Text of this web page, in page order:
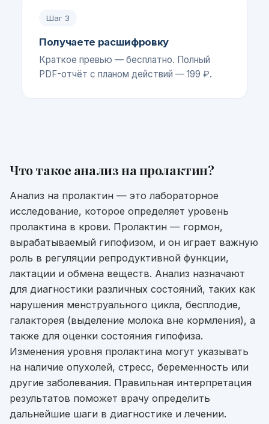
Шаг 3
Получаете расшифровку
Краткое превью — бесплатно. Полный
PDF-отчёт с планом действий — 199 ₽.
Что такое анализ на пролактин?
Анализ на пролактин — это лабораторное
исследование, которое определяет уровень
пролактина в крови. Пролактин — гормон,
вырабатываемый гипофизом, и он играет важную
роль в регуляции репродуктивной функции,
лактации и обмена веществ. Анализ назначают
для диагностики различных состояний, таких как
нарушения менструального цикла, бесплодие,
галакторея (выделение молока вне кормления), а
также для оценки состояния гипофиза.
Изменения уровня пролактина могут указывать
на наличие опухолей, стресс, беременность или
другие заболевания. Правильная интерпретация
результатов поможет врачу определить
дальнейшие шаги в диагностике и лечении.